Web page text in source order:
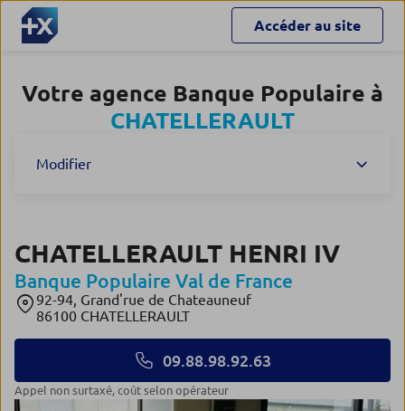
Accéder au site
Votre agence Banque Populaire à
CHATELLERAULT
Modifier
CHATELLERAULT HENRI IV
Banque Populaire Val de France
92-94, Grand'rue de Chateauneuf
86100 CHATELLERAULT
09.88.98.92.63
appel non surtaxé, coût selon opérateur